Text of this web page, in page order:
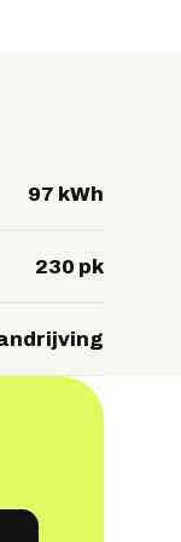
97 kWh
230 pk